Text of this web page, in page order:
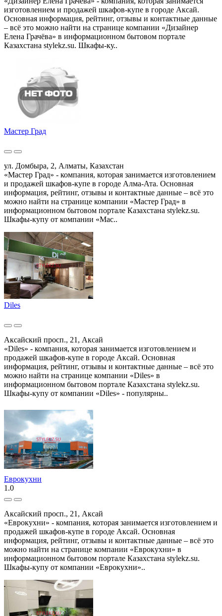
изготовлением и продажей шкафов-купе в городе Аксай.
Основная информация, рейтинг, отзывы и контактные данные
– всё это можно найти на странице компании «Дизайнер
Елена Грачёва» в информационном бытовом портале
Казахстана stylekz.su. Шкафы-ку..
Мастер Град
ул. Домбыра, 2, Алматы, Казахстан
«Мастер Град» - компания, которая занимается изготовлением
и продажей шкафов-купе в городе Алма-Ата. Основная
информация, рейтинг, отзывы и контактные данные – всё это
можно найти на странице компании «Мастер Град» в
информационном бытовом портале Казахстана stylekz.su.
Шкафы-купу от компании «Мас..
Diles
Аксайский просп., 21, Аксай
«Diles» - компания, которая занимается изготовлением и
продажей шкафов-купе в городе Аксай. Основная
информация, рейтинг, отзывы и контактные данные – всё это
можно найти на странице компании «Diles» в
информационном бытовом портале Казахстана stylekz.su.
Шкафы-купу от компании «Diles» - популярны..
Еврокухни
1.0
Аксайский просп., 21, Аксай
«Еврокухни» - компания, которая занимается изготовлением и
продажей шкафов-купе в городе Аксай. Основная
информация, рейтинг, отзывы и контактные данные – всё это
можно найти на странице компании «Еврокухни» в
информационном бытовом портале Казахстана stylekz.su.
Шкафы-купу от компании «Еврокухни»..